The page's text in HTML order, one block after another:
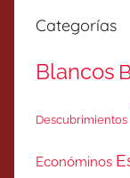
Categorías
Blancos
Descubrimientos
Económinos